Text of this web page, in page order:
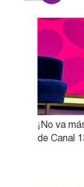
¡No va
de Canal